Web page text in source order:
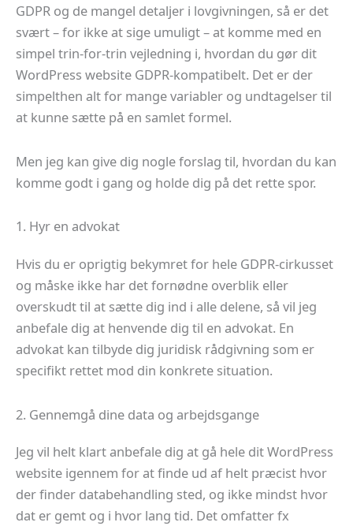
GDPR og de mangel detaljer i lovgivningen, så er det
svært – for ikke at sige umuligt – at komme med en
simpel trin-for-trin vejledning i, hvordan du gør dit
WordPress website GDPR-kompatibelt. Det er der
simpelthen alt for mange variabler og undtagelser til
at kunne sætte på en samlet formel.
Men jeg kan give dig nogle forslag til, hvordan du kan
komme godt i gang og holde dig på det rette spor.
1. Hyr en advokat
Hvis du er oprigtig bekymret for hele GDPR-cirkusset
og måske ikke har det fornødne overblik eller
overskudt til at sætte dig ind i alle delene, så vil jeg
anbefale dig at henvende dig til en advokat. En
advokat kan tilbyde dig juridisk rådgivning som er
specifikt rettet mod din konkrete situation.
2. Gennemgå dine data og arbejdsgange
Jeg vil helt klart anbefale dig at gå hele dit WordPress
website igennem for at finde ud af helt præcist hvor
der finder databehandling sted, og ikke mindst hvor
dat er gemt og i hvor lang tid. Det omfatter fx